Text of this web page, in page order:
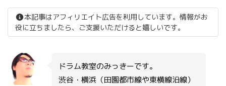
本記事はアフィリエイト広告を利用しています。情報がお
役に立ちましたら、ご支援いただけると嬉しいです。
ドラム教室のみっきーです。
渋谷・横浜（田園都市線や東横線沿線）